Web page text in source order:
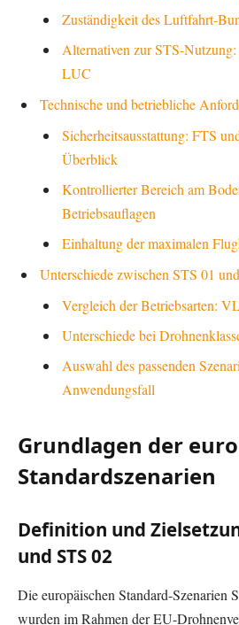
Zuständigkeit des Luftfahrt-
Alternativen zur STS-
LUC
Technische und betriebliche
Sicherheitsausstattung: FTS
Überblick
Kontrollierter Bereich am
Betriebsauflagen
Einhaltung der maximalen
Unterschiede zwischen STS 01
Vergleich der Betriebsarten:
Unterschiede bei
Auswahl des passenden
Anwendungsfall
Grundlagen der
Standardszenarien
Definition und
und STS 02
Die europäischen Standard-Szenarien
wurden im Rahmen der EU-